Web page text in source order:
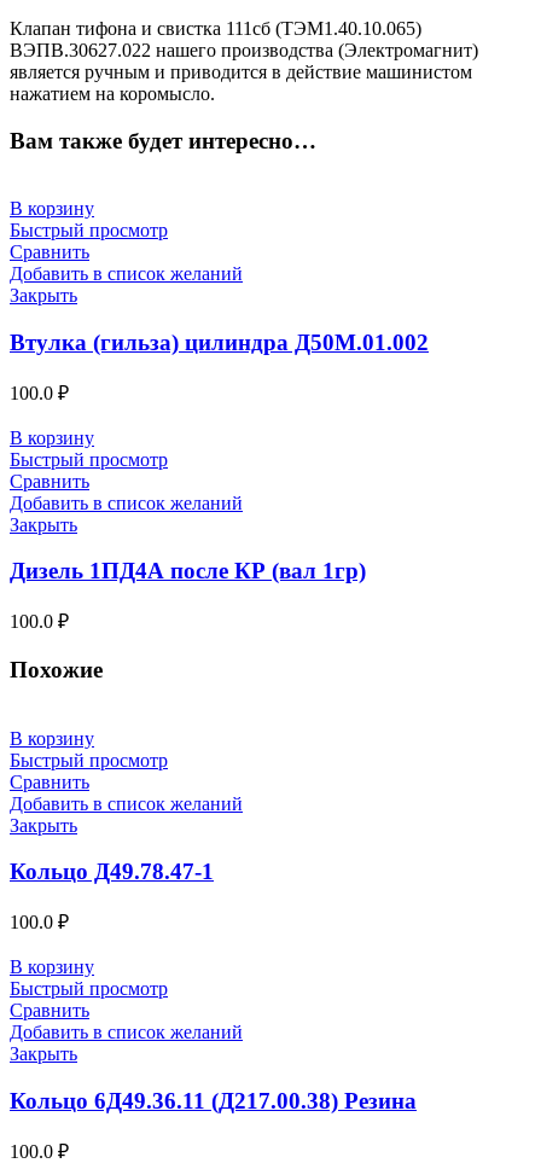
Клапан тифона и свистка 111сб (ТЭМ1.40.10.065)
ВЭПВ.30627.022 нашего производства (Электромагнит)
является ручным и приводится в действие машинистом
нажатием на коромысло.
Вам также будет интересно…
В корзину
Быстрый просмотр
Сравнить
Добавить в список желаний
Закрыть
Втулка (гильза) цилиндра Д50М.01.002
100.0 ₽
В корзину
Быстрый просмотр
Сравнить
Добавить в список желаний
Закрыть
Дизель 1ПД4А после КР (вал 1гр)
100.0 ₽
Похожие
В корзину
Быстрый просмотр
Сравнить
Добавить в список желаний
Закрыть
Кольцо Д49.78.47-1
100.0 ₽
В корзину
Быстрый просмотр
Сравнить
Добавить в список желаний
Закрыть
Кольцо 6Д49.36.11 (Д217.00.38) Резина
100.0 ₽